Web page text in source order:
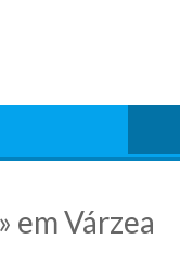
em Várzea